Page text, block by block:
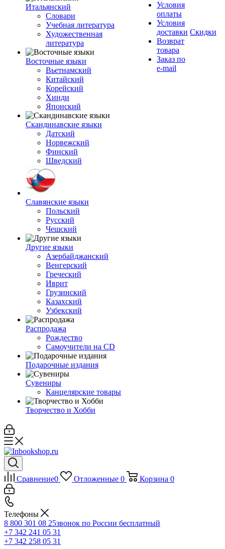
Итальянский
Словари
Учебная литература
Художественная
литература
Восточные языки
Вьетнамский
Китайский
Корейский
Хинди
Японский
Скандинавские языки
Датский
Норвежский
Финский
Шведский
Славянские языки
Польский
Русский
Чешский
Другие языки
Азербайджанский
Венгерский
Греческий
Иврит
Грузинский
Казахский
Узбекский
Распродажа
Рождество
Самоучители на CD
Подарочные издания
Сувениры
Канцелярские товары
Творчество и Хобби
Условия
оплаты
Условия
доставки
Возврат
товара
Заказ по
e-mail
Скидки
Сравнение0 Отложенные 0 Корзина 0
Телефоны
8 800 301 08 25звонок по России бесплатный
+7 342 241 05 31
+7 342 258 05 31